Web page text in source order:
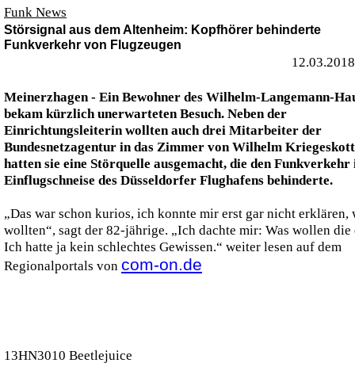
Funk News
Störsignal aus dem Altenheim: Kopfhörer behinderte
Funkverkehr von Flugzeugen
Meinerzhagen - Ein Bewohner des Wilhelm-Langemann-
bekam kürzlich unerwarteten Besuch. Neben der
Einrichtungsleiterin wollten auch drei Mitarbeiter der
Bundesnetzagentur in das Zimmer von Wilhelm
hatten sie eine Störquelle ausgemacht, die den Funkverkehr
Einflugschneise des Düsseldorfer Flughafens behinderte.
„Das war schon kurios, ich konnte mir erst gar nicht erklären,
wollten“, sagt der 82-jährige. „Ich dachte mir: Was wollen die
Ich hatte ja kein schlechtes Gewissen.“ weiter lesen auf dem
Regionalportals von com-on.de
13HN3010 Beetlejuice